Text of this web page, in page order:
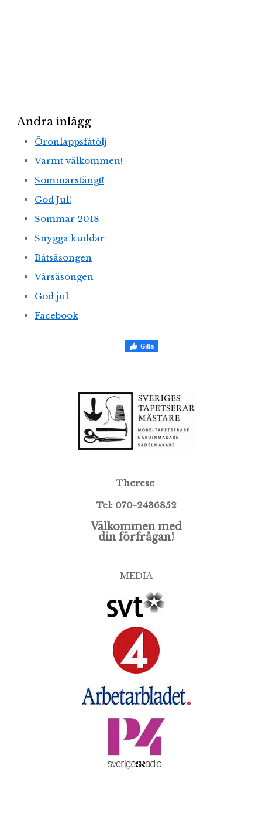
Andra inlägg
Öronlappsfåtölj
Varmt välkommen!
Sommarstängt!
God Jul!
Sommar 2018
Snygga kuddar
Båtsäsongen
Vårsäsongen
God jul
Facebook
Therese
Tel: 070-2436852
Välkommen med
din förfrågan!
MEDIA